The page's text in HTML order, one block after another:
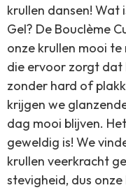
krullen dansen! Wat
Gel? De Bouclème
onze krullen mooi te
die ervoor zorgt dat
zonder hard of
krijgen we
dag mooi blijven.
geweldig is! We
krullen veerkracht
stevigheid, dus